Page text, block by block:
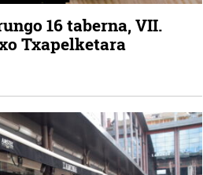
16 taberna, VII.
Txapelketara